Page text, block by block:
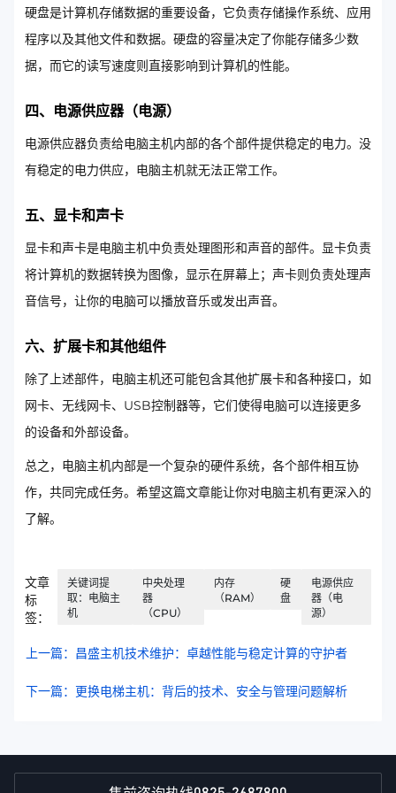
硬盘是计算机存储数据的重要设备，它负责存储操作系统、应用
程序以及其他文件和数据。硬盘的容量决定了你能存储多少数
据，而它的读写速度则直接影响到计算机的性能。
四、电源供应器（电源）
电源供应器负责给电脑主机内部的各个部件提供稳定的电力。没
有稳定的电力供应，电脑主机就无法正常工作。
五、显卡和声卡
显卡和声卡是电脑主机中负责处理图形和声音的部件。显卡负责
将计算机的数据转换为图像，显示在屏幕上；声卡则负责处理声
音信号，让你的电脑可以播放音乐或发出声音。
六、扩展卡和其他组件
除了上述部件，电脑主机还可能包含其他扩展卡和各种接口，如
网卡、无线网卡、USB控制器等，它们使得电脑可以连接更多
的设备和外部设备。
总之，电脑主机内部是一个复杂的硬件系统，各个部件相互协
作，共同完成任务。希望这篇文章能让你对电脑主机有更深入的
了解。
文章
标
签：
关键词提
取：电脑主
机
中央处理
器
（CPU）
内存
（RAM）
硬
盘
电源供应
器（电
源）
上一篇：昌盛主机技术维护：卓越性能与稳定计算的守护者
下一篇：更换电梯主机：背后的技术、安全与管理问题解析